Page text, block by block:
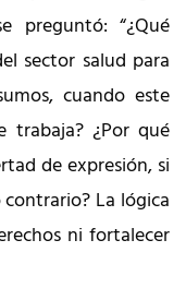
preguntó: “¿Qué
sector salud para
cuando este
trabaja? ¿Por qué
de expresión, si
La lógica
ni fortalecer